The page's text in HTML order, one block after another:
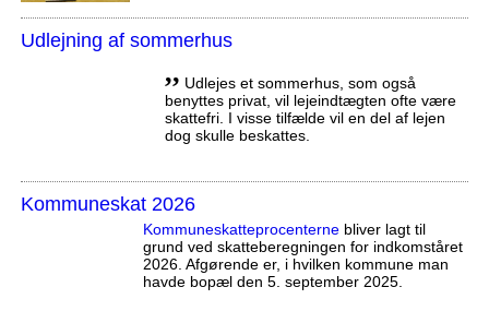
Udlejning af sommerhus
,, Udlejes et sommerhus, som også
benyttes privat, vil lejeindtægten ofte være
skattefri. I visse tilfælde vil en del af lejen
dog skulle beskattes.
Kommuneskat 2026
Kommuneskatte­procenternebliver lagt til
grund ved skatteberegningen for indkomståret
2026. Afgørende er, i hvilken kommune man
havde bopæl den 5. september 2025.